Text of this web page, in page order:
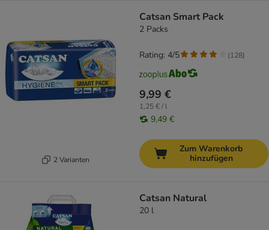
2 Varianten
Catsan Smart Pack
2 Packs
9,99 €
1,25 € / l
9,49 €
Rating: 4/5 (128)
Zum Warenkorb
hinzufügen
Catsan Natural
20 l